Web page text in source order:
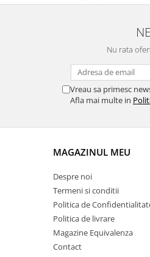
Nu rata
Vreau sa primesc
Afla mai multe in
MAGAZINUL MEU
Despre noi
Termeni si conditii
Politica de
Politica de livrare
Magazine Equivalenza
Contact